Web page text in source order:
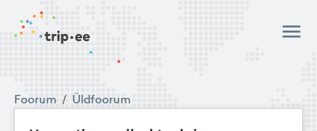
Foorum / Üldfoorum